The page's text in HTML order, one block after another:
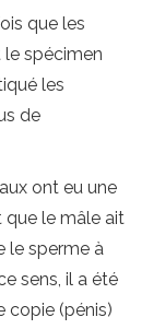
que les
spécimen
les
de
ont eu une
que le mâle ait
le sperme à
sens, il a été
copie (pénis)